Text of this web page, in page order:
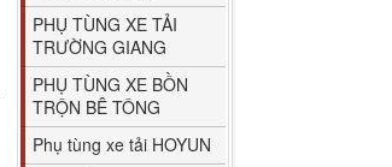
PHỤ TÙNG XE TẢI
TRƯỜNG GIANG
PHỤ TÙNG XE BỒN
TRỘN BÊ TÔNG
Phụ tùng xe tải HOYUN